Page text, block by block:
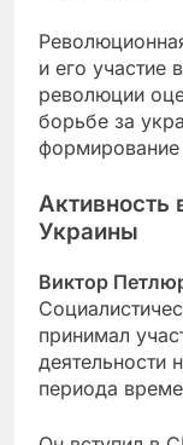
и его участие
революции
борьбе за
формирование
Активность
Украины
Виктор
принимал
деятельности
периода